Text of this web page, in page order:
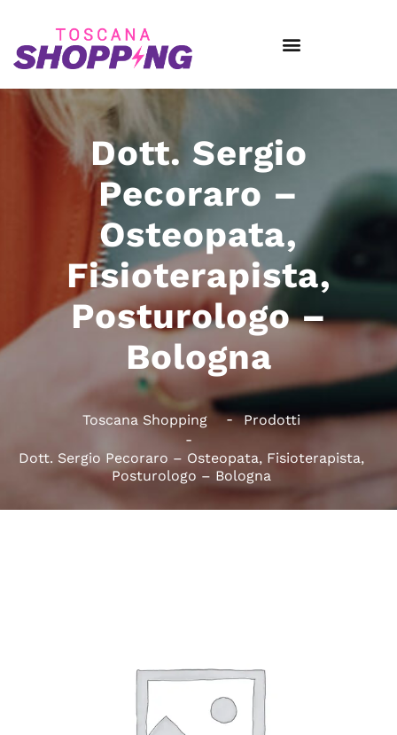
Dott. Sergio
Pecoraro –
Osteopata,
Fisioterapista,
Posturologo –
Bologna
Toscana Shopping Prodotti
Dott. Sergio Pecoraro – Osteopata, Fisioterapista,
Posturologo – Bologna